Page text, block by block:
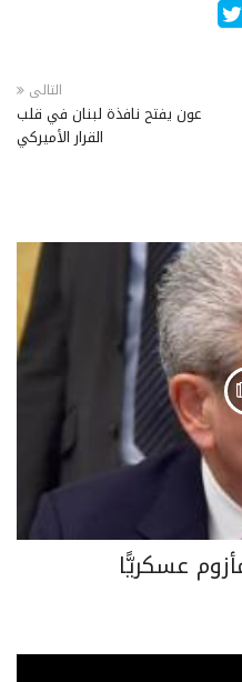
التالى
عون يفتح نافذة لبنان في قلب
القرار الأميركي
عسكريًّا